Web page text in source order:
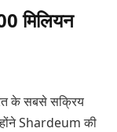
मिलियन
के सबसे सक्रिय
Shardeum की